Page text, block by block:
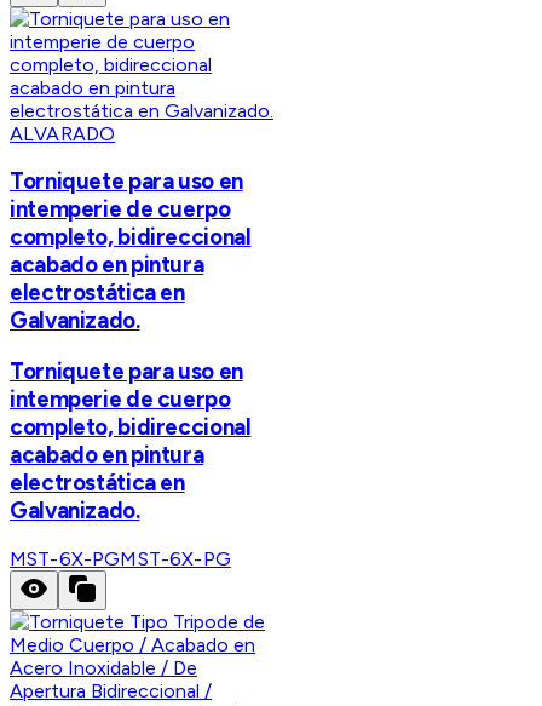
ALVARADO
Torniquete para uso en
intemperie de cuerpo
completo, bidireccional
acabado en pintura
electrostática en
Galvanizado.
Torniquete para uso en
intemperie de cuerpo
completo, bidireccional
acabado en pintura
electrostática en
Galvanizado.
MST-6X-PGMST-6X-PG